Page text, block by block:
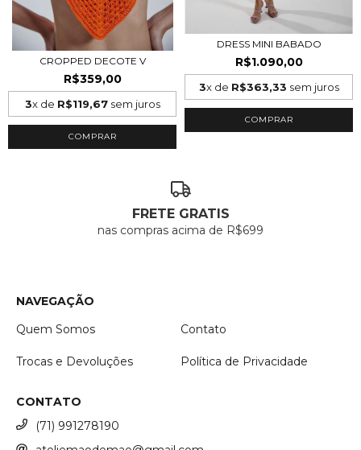
CROPPED DECOTE V
R$359,00
3x de R$119,67sem juros
COMPRAR
DRESS MINI BABADO
R$1.090,00
3x de R$363,33 sem juros
COMPRAR
FRETE GRATIS
nas compras acima de R$699
NAVEGAÇÃO
Quem Somos
Contato
Trocas e Devoluções Política de Privacidade
CONTATO
(71) 991278190